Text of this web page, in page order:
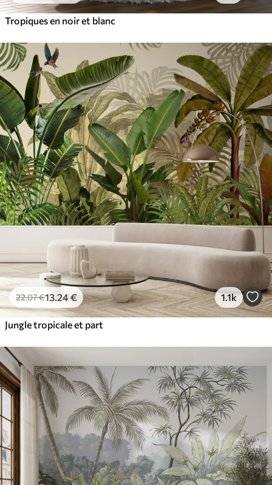
Tropiques en noir et blanc
22.07€13 .24€ 1.1k
Jungle tropicale et part